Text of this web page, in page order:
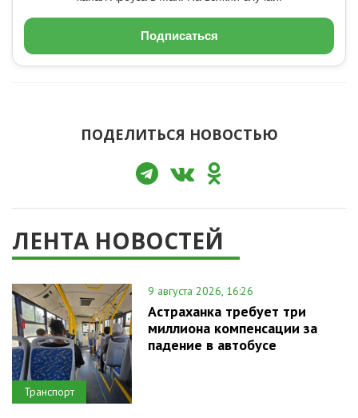
Подписаться
ПОДЕЛИТЬСЯ НОВОСТЬЮ
ЛЕНТА НОВОСТЕЙ
Транспорт
9 августа 2026, 16:26
Астраханка требует три
миллиона компенсации за
падение в автобусе